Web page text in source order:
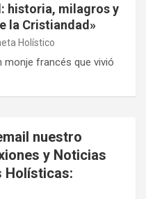
historia, milagros y
la Cristiandad»
Holístico
monje francés que vivió
nuestro
y Noticias
Holísticas: